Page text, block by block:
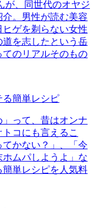
が、同世代のオヤジ
。男性が読む美容
ゲを剃らない女性
を志したという岳
のリアルそのもの
る簡単レシピ
」って、昔はオンナ
コにも言えるこ
かない？」、「今
ムパしようよ」な
単レシピを人気料